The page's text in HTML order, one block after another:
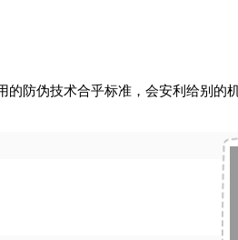
防伪技术合乎标准，会安利给别的机